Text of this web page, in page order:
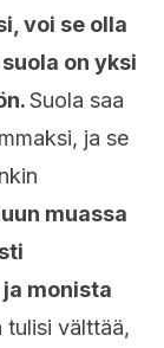
voi se olla
on yksi
Suola saa
ja se
muassa
monista
tulisi välttää,